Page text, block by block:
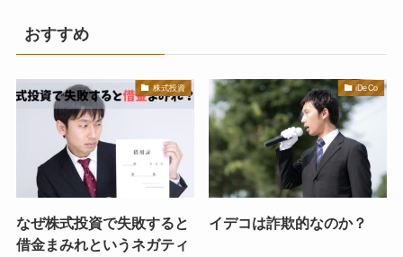
おすすめ
株式投資
なぜ株式投資で失敗すると
借金まみれというネガティ
iDeCo
イデコは詐欺的なのか？